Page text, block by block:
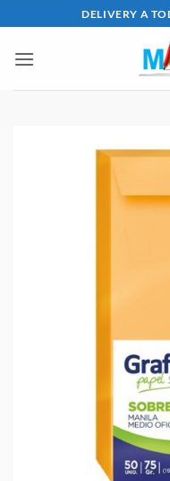
al
contenido
DELIVERY A